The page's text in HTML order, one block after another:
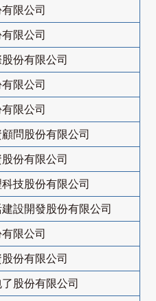
限公司
限公司
份有限公司
限公司
限公司
問股份有限公司
份有限公司
技股份有限公司
設開發股份有限公司
限公司
份有限公司
股份有限公司